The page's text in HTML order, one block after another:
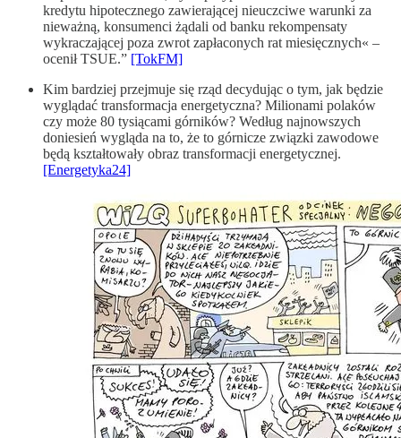
kredytu hipotecznego zawierającej nieuczciwe warunki za
nieważną, konsumenci żądali od banku rekompensaty
wykraczającej poza zwrot zapłaconych rat miesięcznych« –
ocenił TSUE.” [TokFM]
Kim bardziej przejmuje się rząd decydując o tym, jak będzie
wyglądać transformacja energetyczna? Milionami polaków
czy może 80 tysiącami górników? Według najnowszych
doniesień wygląda na to, że to górnicze związki zawodowe
będą kształtowały obraz transformacji energetycznej.
[Energetyka24]